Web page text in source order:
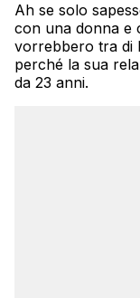
Ah se solo
con una donna e
vorrebbero tra di
perché la sua
da 23 anni.